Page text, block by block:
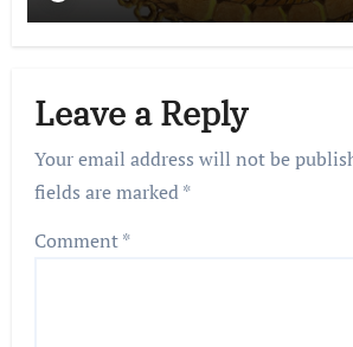
Leave a Reply
Your email address will not be
fields are marked*
Comment*